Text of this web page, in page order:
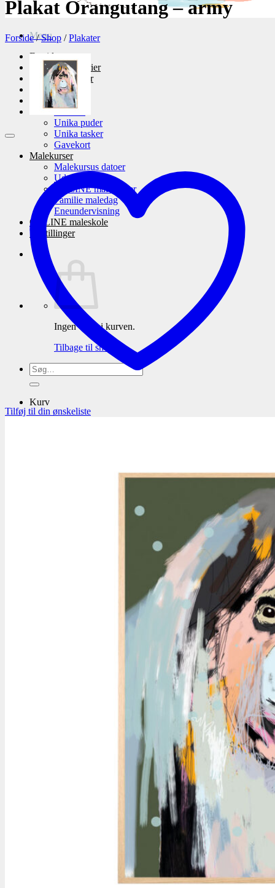
Menu
Forside
Abstrakte malerier
Tidligere værker
Små værker
Shop
Plakater
Unika puder
Unika tasker
Gavekort
Malekurser
Malekursus datoer
Udtalelser
ONLINE malekurser
Familie maledag
Eneundervisning
ONLINE maleskole
Udstillinger
Ingen varer i kurven.
Tilbage til shoppen
Søg
efter:
Kurv
Plakat Orangutang – army
Forside / Shop / Plakater
Tilføj til din ønskeliste